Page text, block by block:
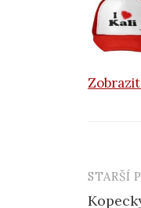
k
STARŠÍ